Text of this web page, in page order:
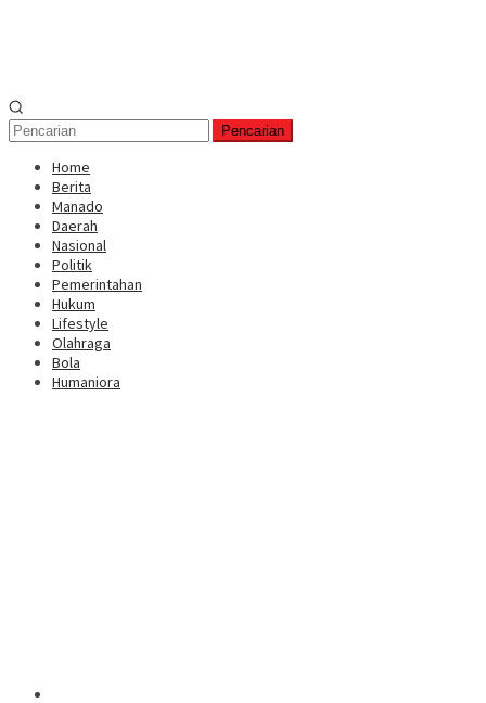
Pencarian
Home
Berita
Manado
Daerah
Nasional
Politik
Pemerintahan
Hukum
Lifestyle
Olahraga
Bola
Humaniora